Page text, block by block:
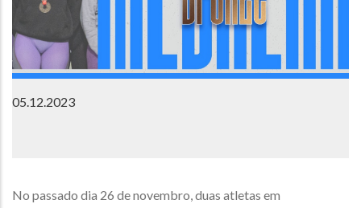
05.12.2023
No passado dia 26 de novembro, duas atletas em